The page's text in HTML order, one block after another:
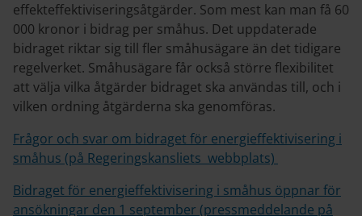
effekteffektiviseringsåtgärder. Som mest kan man få 60
000 kronor i bidrag per småhus. Det uppdaterade
bidraget riktar sig till fler småhusägare än det tidigare
regelverket. Småhusägare får också större flexibilitet
att välja vilka åtgärder bidraget ska användas till, och i
vilken ordning åtgärderna ska genomföras.
Frågor och svar om bidraget för energieffektivisering i
småhus (på Regeringskansliets webbplats)
Bidraget för energieffektivisering i småhus öppnar för
ansökningar den 1 september (pressmeddelande på